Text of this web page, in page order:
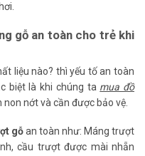
gỗ an toàn cho trẻ khi
liệu nào? thì yếu tố an toàn
biệt là khi chúng ta mua đồ
non nớt và cần được bảo vệ.
gỗan toàn như: Máng trượt
cầu trượt được mài nhẵn